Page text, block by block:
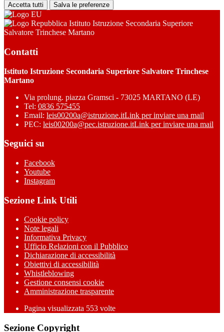
Accetta tutti Salva le preferenze
Istituto Istruzione Secondaria Superiore
Salvatore Trinchese Martano
Contatti
Istituto Istruzione Secondaria Superiore Salvatore Trinchese
Martano
Via prolung. piazza Gramsci - 73025 MARTANO (LE)
Tel: 0836 575455
Email: leis00200a@istruzione.itLink per inviare una mail
PEC: leis00200a@pec.istruzione.itLink per inviare una mail
Seguici su
Facebook
Youtube
Instagram
Sezione Link Utili
Cookie policy
Note legali
Informativa Privacy
Ufficio Relazioni con il Pubblico
Dichiarazione di accessibilità
Obiettivi di accessibilità
Whistleblowing
Gestione consensi cookie
Amministrazione trasparente
Pagina visualizzata 553 volte
Sezione Copyright